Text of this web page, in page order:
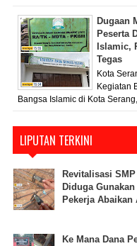
Dugaan
Peserta
Islamic,
Tegas
Kota
Kegiatan
Bangsa Islamic di Kota
LIPUTAN TERKINI
Revitalisasi
Diduga
Pekerja Abaikan
Ke Mana Dana